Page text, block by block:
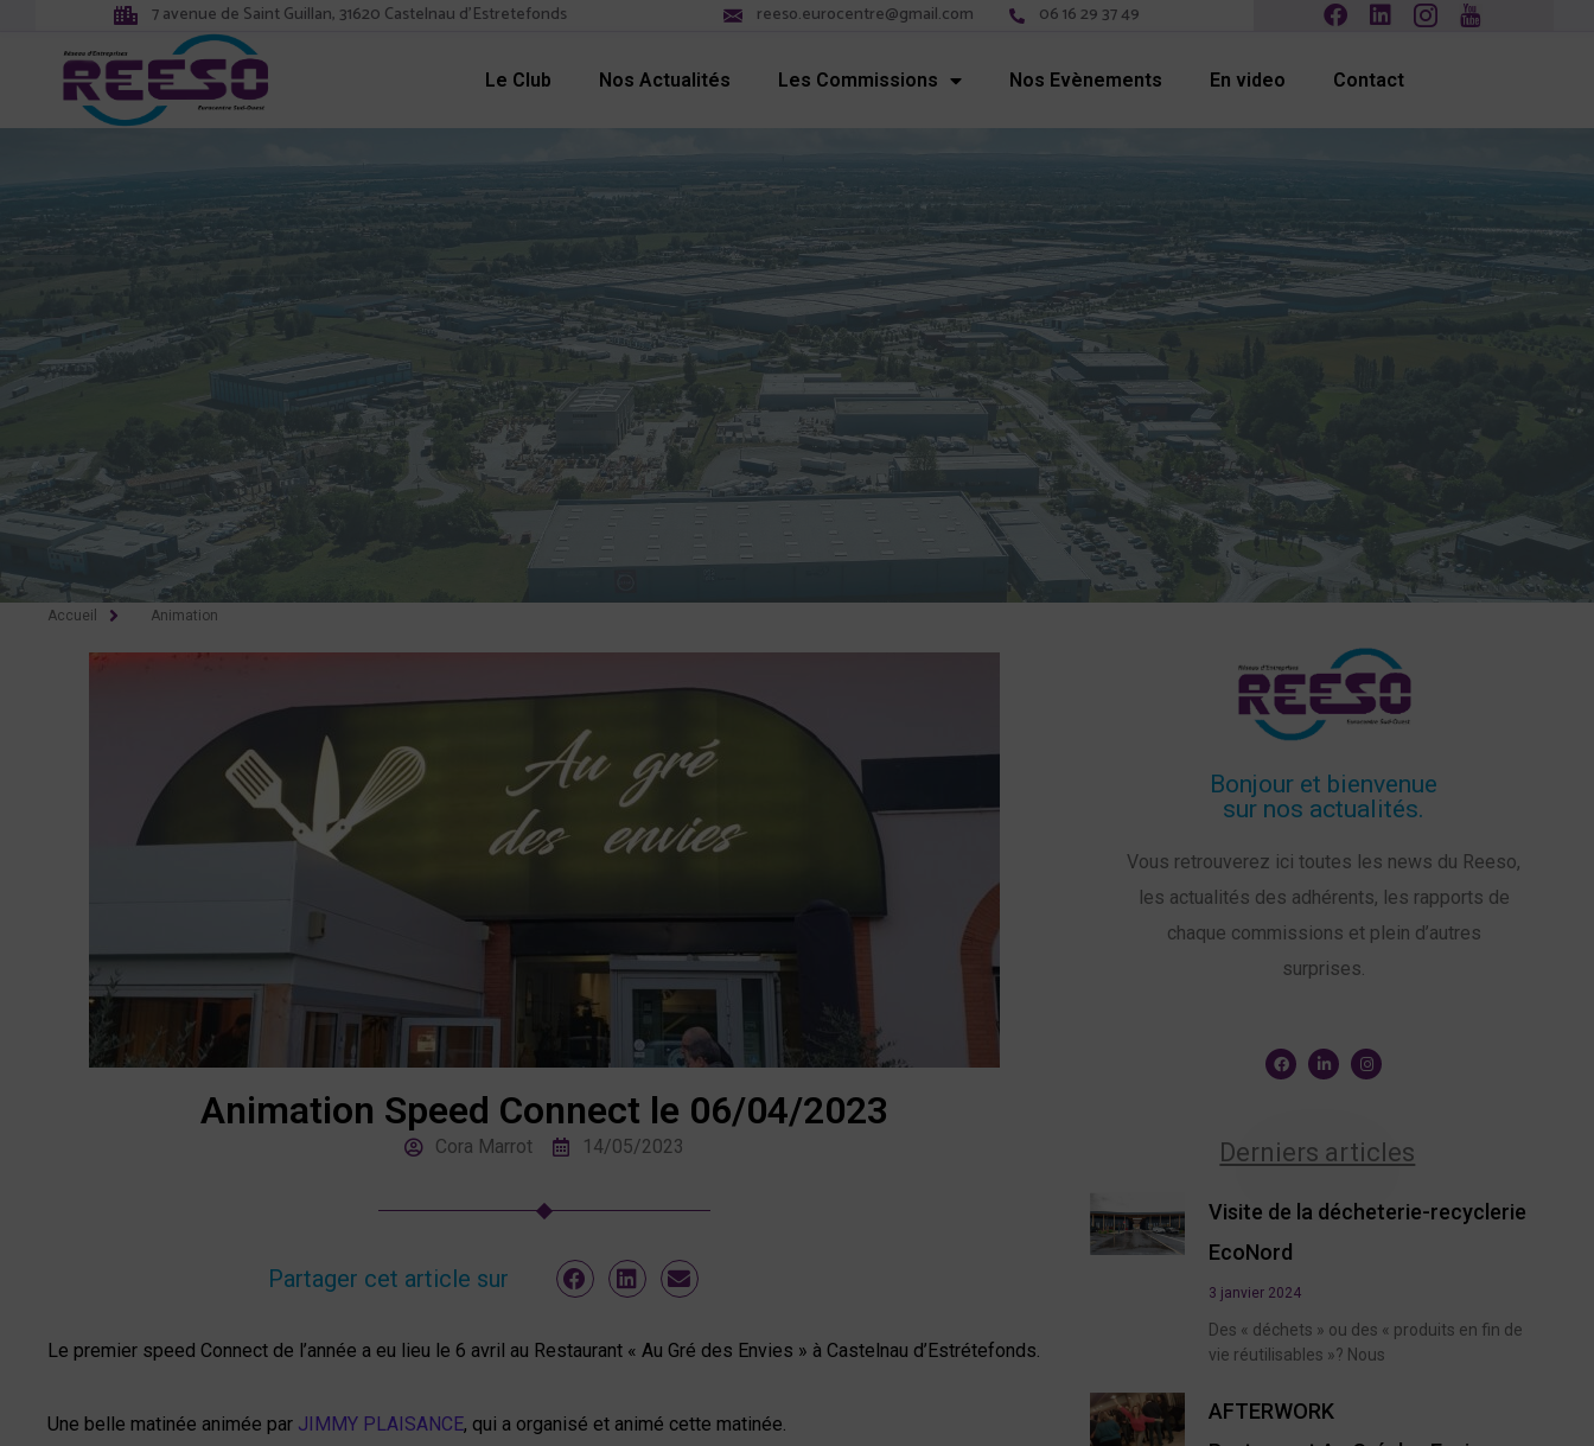
7 avenue de Saint Guillan, 31620 Castelnau d'Estretefonds reeso.eurocentre@gmail.com 06 16 29 37 49
Le Club Nos Actualités Les Commissions Nos Evènements En video Contact
Accueil Animation
Animation Speed Connect le 06/04/2023
Cora Marrot 14/05/2023
Partager cet article sur
Le premier speed Connect de l’année a eu lieu le 6 avril au Restaurant « Au Gré des Envies » à Castelnau d’Estrétefonds.
Une belle matinée animée par JIMMY PLAISANCE, qui a organisé et animé cette matinée.
Bonjour et bienvenue
sur nos actualités.
Vous retrouverez ici toutes les news du Reeso,
les actualités des adhérents, les rapports de
chaque commissions et plein d’autres
surprises.
Derniers articles
Visite de la décheterie-recyclerie
EcoNord
3 janvier 2024
Des « déchets » ou des « produits en fin de
vie réutilisables »? Nous
AFTERWORK